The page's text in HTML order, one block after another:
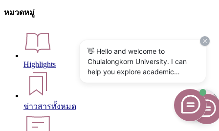
หมวดหมู่
Highlights
ข่าวสารทั้งหมด
👋 Hello and welcome to
Chulalongkorn University. I can
help you explore academic